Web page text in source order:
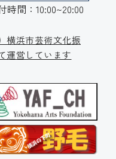
時間：10:00~20:00
横浜市芸術文化振
運営しています